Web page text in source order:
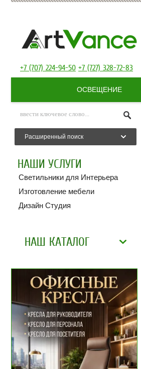
+7 (707) 224-94-50 +7 (727) 328-72-83
ОСВЕЩЕНИЕ
Расширенный поиск
НАШИ УСЛУГИ
Светильники для Интерьера
Изготовление мебели
Дизайн Студия
НАШ КАТАЛОГ